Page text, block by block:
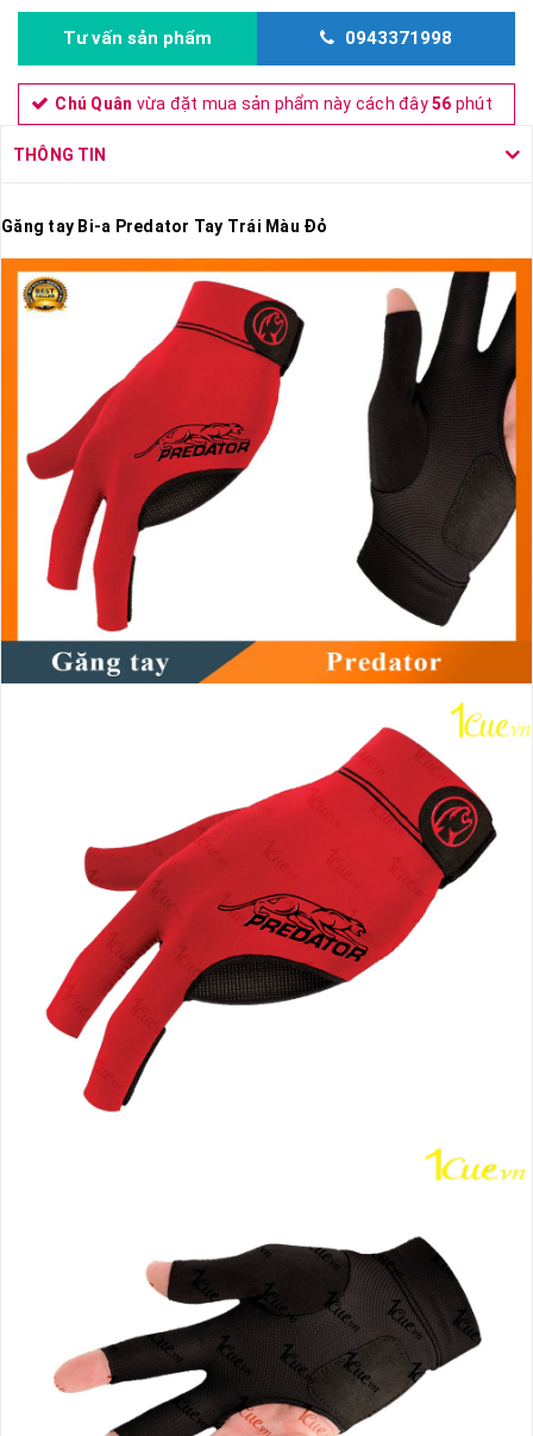
Tư vấn sản phẩm 0943371998
Chú Quân vừa đặt mua sản phẩm này cách đây56 phút
THÔNG TIN
Găng tay Bi-a Predator Tay Trái Màu Đỏ